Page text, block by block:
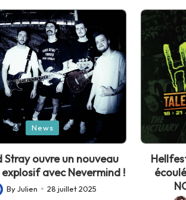
News
Stray ouvre un nouveau
avec Nevermind !
ByJulien 28 juillet 2025
Posted
in